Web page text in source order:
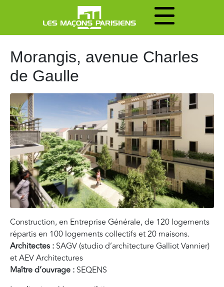
Morangis, avenue Charles
de Gaulle
Construction, en Entreprise Générale, de 120 logements
répartis en 100 logements collectifs et 20 maisons.
Architectes : SAGV (studio d’architecture Galliot Vannier)
et AEV Architectures
Maître d’ouvrage : SEQENS